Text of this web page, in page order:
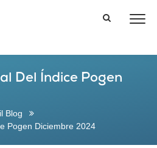
Del Índice Pogen
Blog
Pogen Diciembre 2024